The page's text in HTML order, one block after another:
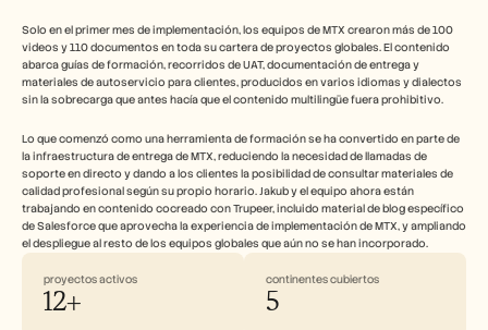
Solo en el primer mes de implementación, los equipos de MTX crearon más de 100
videos y 110 documentos en toda su cartera de proyectos globales. El contenido
abarca guías de formación, recorridos de UAT, documentación de entrega y
materiales de autoservicio para clientes, producidos en varios idiomas y dialectos
sin la sobrecarga que antes hacía que el contenido multilingüe fuera prohibitivo.
Lo que comenzó como una herramienta de formación se ha convertido en parte de
la infraestructura de entrega de MTX, reduciendo la necesidad de llamadas de
soporte en directo y dando a los clientes la posibilidad de consultar materiales de
calidad profesional según su propio horario. Jakub y el equipo ahora están
trabajando en contenido cocreado con Trupeer, incluido material de blog específico
de Salesforce que aprovecha la experiencia de implementación de MTX, y ampliando
el despliegue al resto de los equipos globales que aún no se han incorporado.
proyectos activos
12+
continentes cubiertos
5